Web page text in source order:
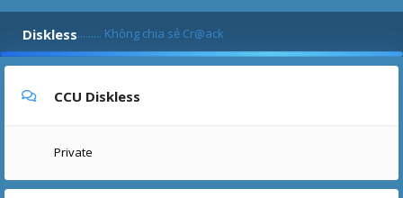
Diskless......... Không chia sẻ Cr@ack
CCU Diskless
Private